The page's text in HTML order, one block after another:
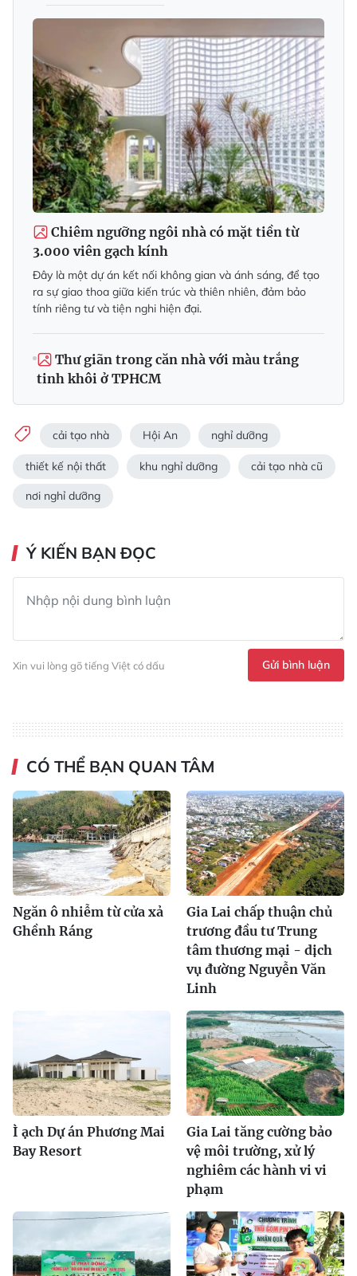
Chiêm ngưỡng ngôi nhà có mặt tiền từ
3.000 viên gạch kính
Đây là một dự án kết nối không gian và ánh sáng, để tạo
ra sự giao thoa giữa kiến trúc và thiên nhiên, đảm bảo
tính riêng tư và tiện nghi hiện đại.
Thư giãn trong căn nhà với màu trắng
tinh khôi ở TPHCM
cải tạo nhà Hội An nghỉ dưỡng
thiết kế nội thất khu nghỉ dưỡng cải tạo nhà cũ
nơi nghỉ dưỡng
Ý KIẾN BẠN ĐỌC
Xin vui lòng gõ tiếng Việt có dấu Gửi bình luận
CÓ THỂ BẠN QUAN TÂM
Ngăn ô nhiễm từ cửa xả
Ghềnh Ráng
Gia Lai chấp thuận chủ
trương đầu tư Trung
tâm thương mại - dịch
vụ đường Nguyễn Văn
Linh
Ì ạch Dự án Phương Mai
Bay Resort
Gia Lai tăng cường bảo
vệ môi trường, xử lý
nghiêm các hành vi vi
phạm